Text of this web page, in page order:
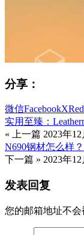
分享：
微信FacebookX
实用至臻：
« 上一篇 2023年
N690钢材怎么样？
下一篇 » 2023年
发表回复
您的邮箱地址不会